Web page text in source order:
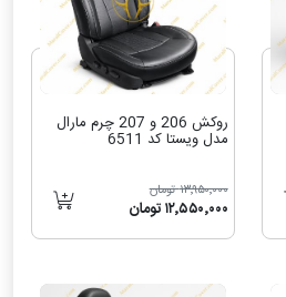
روکش 206 و 207 چرم مارال
مدل ویستا کد 6511
۱۳٬۹۵۰٬۰۰۰ تومان
۱۲٬۵۵۰٬۰۰۰ تومان